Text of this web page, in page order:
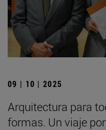
09 | 10 | 2025
Arquitectura para
formas. Un viaje